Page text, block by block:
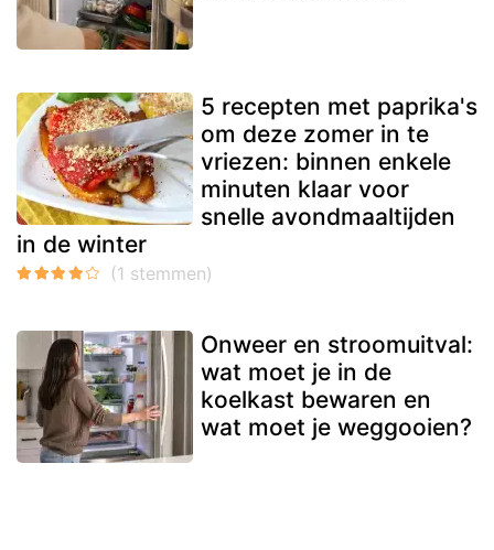
5 recepten met paprika's
om deze zomer in te
vriezen: binnen enkele
minuten klaar voor
snelle avondmaaltijden
in de winter
Onweer en stroomuitval:
wat moet je in de
koelkast bewaren en
wat moet je weggooien?